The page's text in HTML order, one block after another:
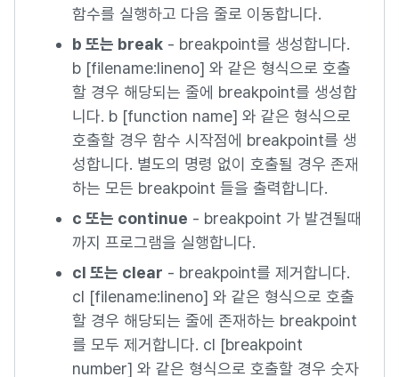
함수를 실행하고 다음 줄로 이동합니다.
b 또는 break - breakpoint를 생성합니다.
b [filename:lineno] 와 같은 형식으로 호출
할 경우 해당되는 줄에 breakpoint를 생성합
니다. b [function name] 와 같은 형식으로
호출할 경우 함수 시작점에 breakpoint를 생
성합니다. 별도의 명령 없이 호출될 경우 존재
하는 모든 breakpoint 들을 출력합니다.
c 또는 continue - breakpoint 가 발견될때
까지 프로그램을 실행합니다.
cl 또는 clear - breakpoint를 제거합니다.
cl [filename:lineno] 와 같은 형식으로 호출
할 경우 해당되는 줄에 존재하는 breakpoint
를 모두 제거합니다. cl [breakpoint
number] 와 같은 형식으로 호출할 경우 숫자